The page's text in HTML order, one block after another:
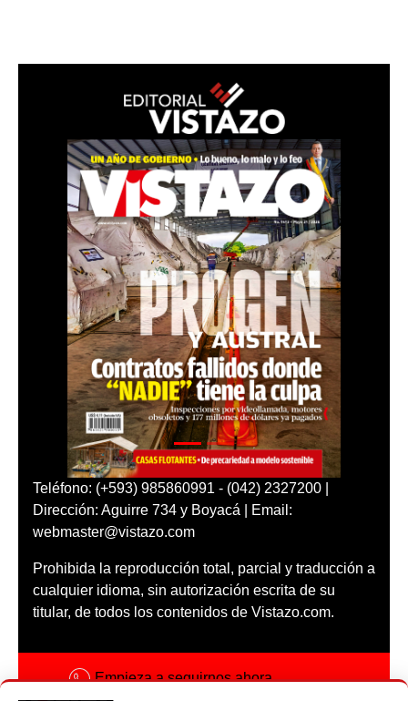
Teléfono: (+593) 985860991 - (042) 2327200 |
Dirección: Aguirre 734 y Boyacá | Email:
webmaster@vistazo.com
Prohibida la reproducción total, parcial y traducción a
cualquier idioma, sin autorización escrita de su
titular, de todos los contenidos de Vistazo.com.
Empieza a seguirnos ahora